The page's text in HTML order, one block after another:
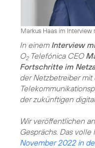
Markus Haas im Interview
In einem Interview
O2Telefónica CEO
Fortschritte im
der Netzbetreiber
der zukünftigen
Wir veröffentlichen
Gesprächs. Das
November 2022 in